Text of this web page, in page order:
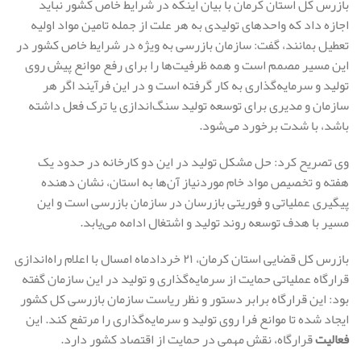
اجازه داد که واحدهای تولیدی به هر علت از جمله تامین مواد اولیه
تعطیل بمانند، گفت: سازمان بازرسی به ویژه در شرایط خاص کشور در
این مسیر مصمم است و همه ظرفیت‌ها را برای رفع موانع پیش روی
تولید و سرمایه‌گذاری به کار گرفته است و در این فرآیند اگر هر
سازمان و مدیری برای توسعه تولید سنگ‌اندازی یا ترک فعل داشته
باشد، با شدت برخورد می‌شود.
وی تصریح کرد: حل مشکل تولید در این دو کارخانه در حدود یک
هفته و تخصیص مواد خام موردنیاز آن‌ها به استان، نشان دهنده
پیگیری عملیاتی و فوریتی بازرسان در سازمان بازرسی است و این
مسیر با هدف توسعه روند تولید و اشتغال ادامه می‌یابد.
بازرس کل قضایی استان کرمان، ۲۱ خردادماه امسال با اعلام راه‌اندازی
قرارگاه عملیاتی حمایت از سرمایه‌گذاری و تولید در این سازمان گفته
بود: این قرارگاه برابر دستور و نظر ریاست سازمان بازرسی کل کشور
ایجاد شده تا موانع فرا روی تولید و سرمایه‌گذاری را مرتفع کند. این
فعالیتقرارگاه، نقش مهمی در حمایت از اقتصاد کشور دارد.